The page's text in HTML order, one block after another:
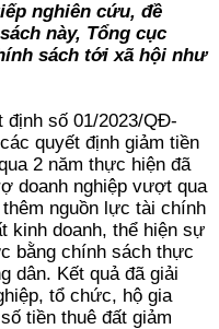
nghiên cứu, đề
này, Tổng cục
sách tới xã hội như
định số 01/2023/QĐ-
quyết định giảm tiền
2 năm thực hiện đã
doanh nghiệp vượt qua
nguồn lực tài chính
kinh doanh, thể hiện sự
bằng chính sách thực
dân. Kết quả đã giải
tổ chức, hộ gia
tiền thuê đất giảm